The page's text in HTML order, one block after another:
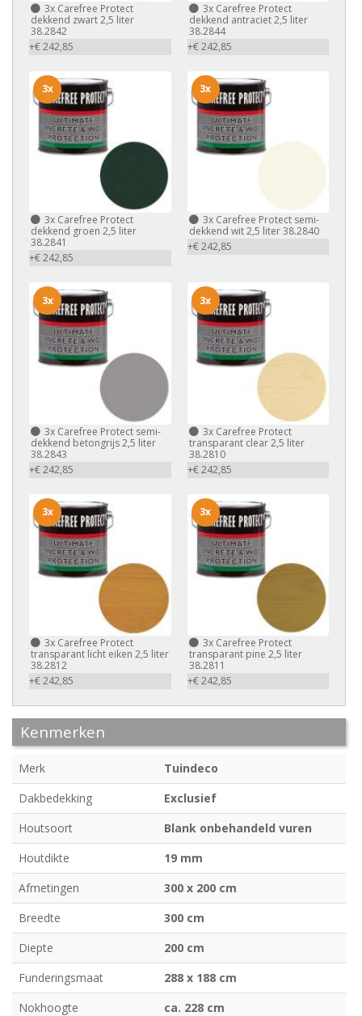
3x Carefree Protect
dekkend zwart 2,5 liter
38.2842
+€ 242,85
3xCarefree Protect
dekkend antraciet 2,5 liter
38.2844
+€ 242,85
3x Carefree Protect
dekkend groen 2,5 liter
38.2841
+€ 242,85
3x
3xCarefree Protect semi-
dekkend wit 2,5 liter 38.2840
+€ 242,85
3x
3x Carefree Protect semi-
dekkend betongrijs 2,5 liter
38.2843
+€ 242,85
3x
3xCarefree Protect
transparant clear 2,5 liter
38.2810
+€ 242,85
3x
3x Carefree Protect
transparant licht eiken 2,5 liter
38.2812
+€ 242,85
3x
3xCarefree Protect
transparant pine 2,5 liter
38.2811
+€ 242,85
3x
Kenmerken
Merk
Tuindeco
Dakbedekking
Exclusief
Houtsoort
Blank onbehandeld vuren
Houtdikte
19 mm
Afmetingen
300 x 200 cm
Breedte
300 cm
Diepte
200 cm
Funderingsmaat
288 x 188 cm
Nokhoogte
ca. 228 cm